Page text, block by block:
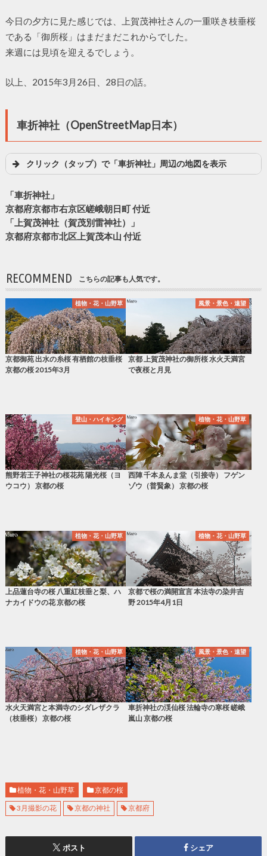
今日の夕方に見た感じでは、上賀茂神社さんの一重咲き枝垂桜
である「御所桜」はまだまだこれからでした。
来週には見頃を迎えるでしょう。
以上、2015年3月26日、28日の話。
車折神社（OpenStreetMap日本）
クリック（タップ）で「車折神社」周辺の地図を表示
「車折神社」
京都府京都市右京区嵯峨朝日町 付近
「上賀茂神社（賀茂別雷神社）」
京都府京都市北区上賀茂本山 付近
RECOMMEND こちらの記事も人気です。
植物・花・山野草
京都御苑 出水の糸桜 有栖館の枝垂桜
京都の桜 2015年3月
風景・景色・遠望
京都 上賀茂神社の御所桜 水火天満宮
で夜桜と月見
登山・ハイキング
熊野若王子神社の桜花苑 陽光桜（ヨ
ウコウ） 京都の桜
植物・花・山野草
西陣 千本ゑんま堂（引接寺） フゲン
ゾウ（普賢象） 京都の桜
植物・花・山野草
上品蓮台寺の桜 八重紅枝垂と梨、ハ
ナカイドウの花 京都の桜
植物・花・山野草
京都で桜の満開宣言 本法寺の染井吉
野 2015年4月1日
植物・花・山野草
水火天満宮と本満寺のシダレザクラ
（枝垂桜） 京都の桜
風景・景色・遠望
車折神社の渓仙桜 法輪寺の寒桜 嵯峨
嵐山 京都の桜
植物・花・山野草 京都の桜
3月撮影の花 京都の神社 京都府
ポスト シェア